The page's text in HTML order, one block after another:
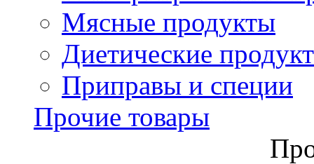
Мясные продукты
Диетические
Приправы и специи
Прочие товары